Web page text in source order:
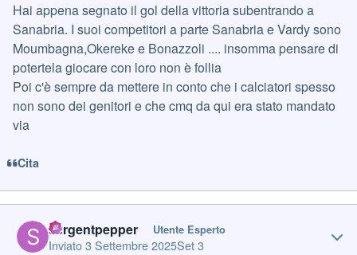
Hai appena segnato il gol della vittoria subentrando a
Sanabria. I suoi competitori a parte Sanabria e Vardy sono
Moumbagna,Okereke e Bonazzoli .... insomma pensare di
potertela giocare con loro non è follia
Poi c'è sempre da mettere in conto che i calciatori spesso
non sono dei genitori e che cmq da qui era stato mandato
via
Cita
sergentpepper Utente Esperto
Inviato3 Settembre 2025Set 3